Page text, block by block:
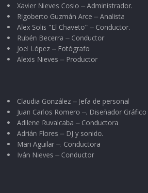
Xavier Nieves Cosio ⏤ Administrador.
Rigoberto Guzmán Arce ⏤ Analista
Alex Solis "El Chaveto" ⏤ Conductor.
Rubén Becerra ⏤ Conductor
Joel López ⏤ Fotógrafo
Alexis Nieves ⏤ Productor
Claudia González ⏤ Jefa de personal
Juan Carlos Romero ⏤. Diseñador Gráfico
Adilene Ruvalcaba ⏤ Conductora
Adrián Flores ⏤ DJ y sonido.
Mari Aguilar ⏤. Conductora
Iván Nieves ⏤ Conductor